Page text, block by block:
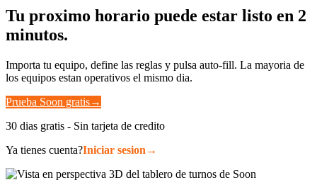
Tu proximo horario puede estar listo en 2
minutos.
Importa tu equipo, define las reglas y pulsa auto-fill. La mayoria de
los equipos estan operativos el mismo dia.
Prueba Soon gratis→
30 dias gratis - Sin tarjeta de credito
Ya tienes cuenta?Iniciar sesion →